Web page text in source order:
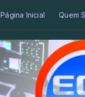
Página Inicial Quem